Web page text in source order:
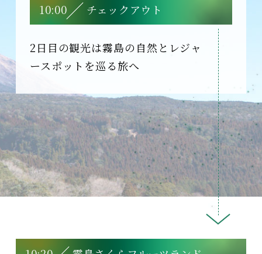
10:00 チェックアウト
2日目の観光は霧島の自然とレジャ
ースポットを巡る旅へ